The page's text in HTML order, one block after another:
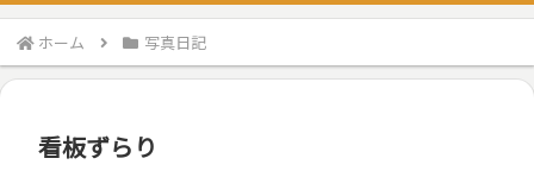
ホーム 写真日記
看板ずらり